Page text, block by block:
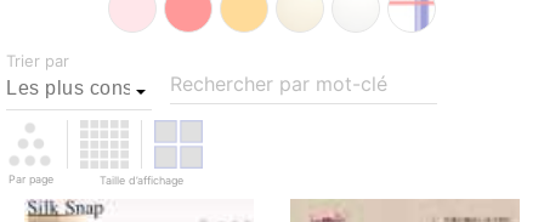
Trier par
Rechercher par mot-clé
Par page Taille d’affichage